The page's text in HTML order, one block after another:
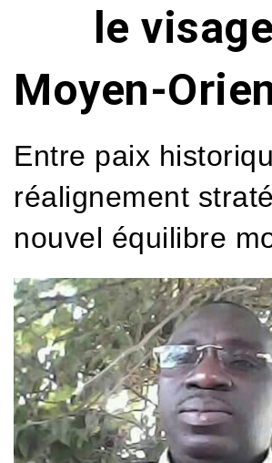
le visage
Moyen-
Entre paix
réalignement
nouvel équilibre